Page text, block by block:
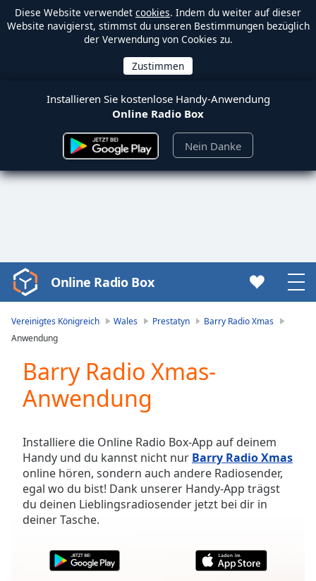
Diese Website verwendet cookies. Indem du weiter auf dieser
Website navigierst, stimmst du unseren Bestimmungen bezüglich
der Verwendung von Cookies zu.
Installieren Sie kostenlose Handy-Anwendung
Online Radio Box
Nein Danke
Video
Player
loading.
Video
Skip
Backward
Mute
Current
Time0:00
Duration-:-
Loaded:
LIVE
Online Radio Box
Vereinigtes Königreich Wales Prestatyn
Barry Radio Xmas
Anwendung
Barry Radio Xmas-
Anwendung
Installiere die Online Radio Box-App auf deinem
Handy und du kannst nicht nur Barry Radio Xmas
online hören, sondern auch andere Radiosender,
egal wo du bist! Dank unserer Handy-App trägst
du deinen Lieblingsradiosender jetzt bei dir in
deiner Tasche.